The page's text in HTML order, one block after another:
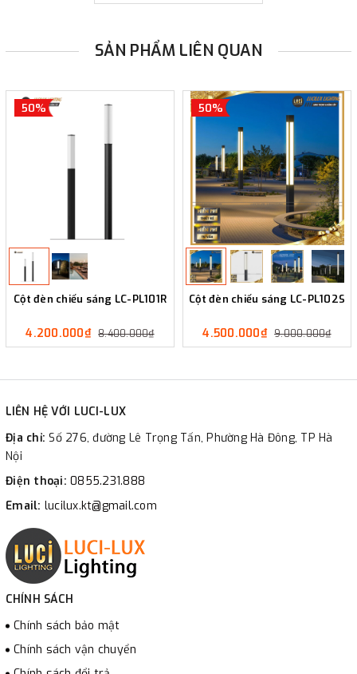
SẢN PHẨM LIÊN QUAN
50%
Cột đèn chiếu sáng LC-PL101R
4.200.000₫ 8.400.000₫
50%
Cột đèn chiếu sáng LC-PL102S
4.500.000₫ 9.000.000₫
LIÊN HỆ VỚI LUCI-LUX
Địa chỉ:Số 276, đường Lê Trọng Tấn, Phường Hà Đông, TP Hà
Nội
Điện thoại: 0855.231.888
Email: lucilux.kt@gmail.com
CHÍNH SÁCH
Chính sách bảo mật
Chính sách vận chuyển